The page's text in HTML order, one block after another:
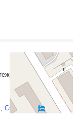
CC-BY-SA
ниже аренды